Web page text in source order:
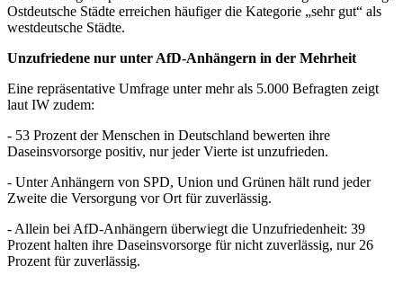
Ostdeutsche Städte erreichen häufiger die Kategorie „sehr gut“ als
westdeutsche Städte.
Unzufriedene nur unter AfD-Anhängern in der Mehrheit
Eine repräsentative Umfrage unter mehr als 5.000 Befragten zeigt
laut IW zudem:
- 53 Prozent der Menschen in Deutschland bewerten ihre
Daseinsvorsorge positiv, nur jeder Vierte ist unzufrieden.
- Unter Anhängern von SPD, Union und Grünen hält rund jeder
Zweite die Versorgung vor Ort für zuverlässig.
- Allein bei AfD-Anhängern überwiegt die Unzufriedenheit: 39
Prozent halten ihre Daseinsvorsorge für nicht zuverlässig, nur 26
Prozent für zuverlässig.